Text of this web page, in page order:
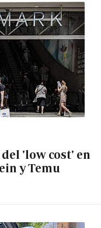
'low cost' en
y Temu